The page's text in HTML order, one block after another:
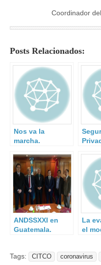
Coordinador del
Posts Relacionados:
Nos va la
marcha.
ANDSSXXI en
Guatemala.
La
el
Tags: CITCO coronavirus